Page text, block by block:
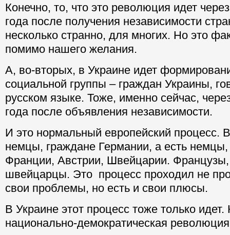
Конечно, то, что это революция идет
года после получения независимости
несколько странно, для многих. Но это
помимо нашего желания.
А, во-вторых, в Украине идет
социальной группы – граждан Украины,
русском языке. Тоже, именно сейчас,
года после объявления независимости.
И это нормальный европейский процесс.
немцы, граждане Германии, а есть
Франции, Австрии, Швейцарии.
швейцарцы. Это процесс проходил не
свои проблемы, но есть и свои плюсы.
В Украине этот процесс тоже только идет.
национально-демократическая